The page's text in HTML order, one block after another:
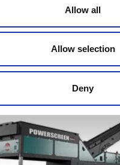
Allow all
Allow selection
Deny
stoccaggio